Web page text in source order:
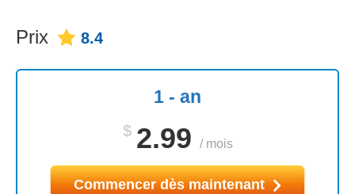
Prix 8.4
1 - an
$ 2.99 / mois
Commencer dès maintenant